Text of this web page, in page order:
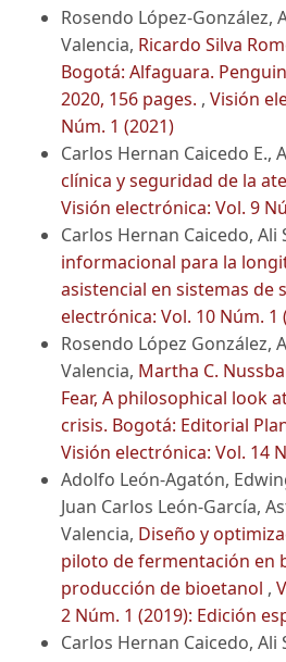
Rosendo López-González,
Valencia, Ricardo Silva
Bogotá: Alfaguara.
2020, 156 pages. , Visión
Núm. 1 (2021)
Carlos Hernan Caicedo E.,
clínica y seguridad de la
Visión electrónica: Vol. 9
Carlos Hernan Caicedo, Ali
informacional para la
asistencial en sistemas de
electrónica: Vol. 10 Núm. 1
Rosendo López González,
Valencia, Martha C.
Fear, A philosophical look
crisis. Bogotá: Editorial
Visión electrónica: Vol. 14
Adolfo León-Agatón,
Juan Carlos León-García,
Valencia, Diseño y
piloto de fermentación en
producción de bioetanol ,
2 Núm. 1 (2019): Edición
Carlos Hernan Caicedo, Ali